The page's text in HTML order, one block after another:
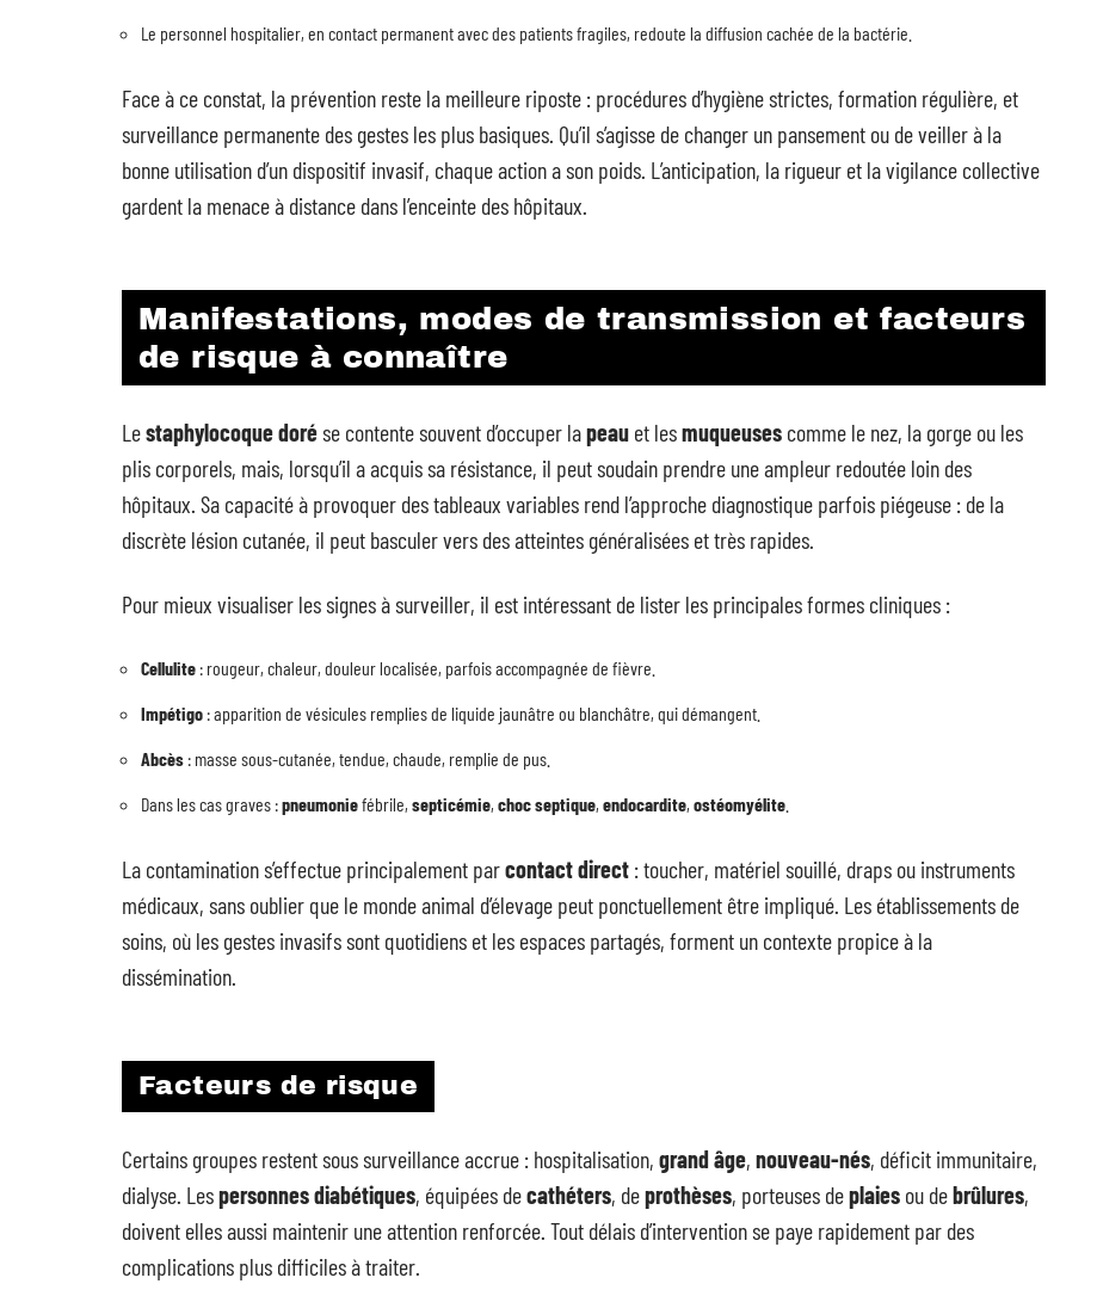
Le personnel hospitalier, en contact permanent avec des patients fragiles, redoute la diffusion cachée de la bactérie.
Face à ce constat, la prévention reste la meilleure riposte : procédures d’hygiène strictes, formation régulière, et
surveillance permanente des gestes les plus basiques. Qu’il s’agisse de changer un pansement ou de veiller à la
bonne utilisation d’un dispositif invasif, chaque action a son poids. L’anticipation, la rigueur et la vigilance collective
gardent la menace à distance dans l’enceinte des hôpitaux.
Manifestations, modes de transmission et facteurs
de risque à connaître
Lestaphylocoque dorése contente souvent d’occuper lapeau et lesmuqueuses comme le nez, la gorge ou les
plis corporels, mais, lorsqu’il a acquis sa résistance, il peut soudain prendre une ampleur redoutée loin des
hôpitaux. Sa capacité à provoquer des tableaux variables rend l’approche diagnostique parfois piégeuse : de la
discrète lésion cutanée, il peut basculer vers des atteintes généralisées et très rapides.
Pour mieux visualiser les signes à surveiller, il est intéressant de lister les principales formes cliniques :
Cellulite : rougeur, chaleur, douleur localisée, parfois accompagnée de fièvre.
Impétigo : apparition de vésicules remplies de liquide jaunâtre ou blanchâtre, qui démangent.
Abcès : masse sous-cutanée, tendue, chaude, remplie de pus.
Dans les cas graves :pneumoniefébrile, septicémie, choc septique, endocardite, ostéomyélite
La contamination s’effectue principalement parcontact direct : toucher, matériel souillé, draps ou instruments
médicaux, sans oublier que le monde animal d’élevage peut ponctuellement être impliqué. Les établissements de
soins, où les gestes invasifs sont quotidiens et les espaces partagés, forment un contexte propice à la
dissémination.
Facteurs de risque
Certains groupes restent sous surveillance accrue : hospitalisation, grand âge, nouveau-nés, déficit immunitaire,
dialyse. Lespersonnes diabétiques, équipées decathéters, deprothèses, porteuses deplaies ou debrûlures,
doivent elles aussi maintenir une attention renforcée. Tout délais d’intervention se paye rapidement par des
complications plus difficiles à traiter.